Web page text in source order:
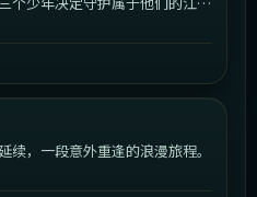
，一段意外重逢的浪漫旅程。